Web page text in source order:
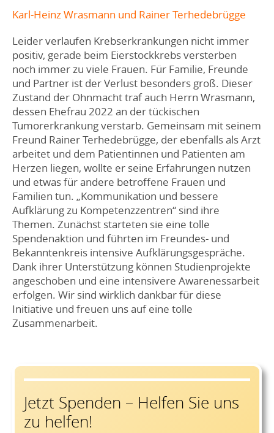
Karl-Heinz Wrasmann und Rainer Terhedebrügge
Leider verlaufen Krebserkrankungen nicht immer
positiv, gerade beim Eierstockkrebs versterben
noch immer zu viele Frauen. Für Familie, Freunde
und Partner ist der Verlust besonders groß. Dieser
Zustand der Ohnmacht traf auch Herrn Wrasmann,
dessen Ehefrau 2022 an der tückischen
Tumorerkrankung verstarb. Gemeinsam mit seinem
Freund Rainer Terhedebrügge, der ebenfalls als Arzt
arbeitet und dem Patientinnen und Patienten am
Herzen liegen, wollte er seine Erfahrungen nutzen
und etwas für andere betroffene Frauen und
Familien tun. „Kommunikation und bessere
Aufklärung zu Kompetenzzentren“ sind ihre
Themen. Zunächst starteten sie eine tolle
Spendenaktion und führten im Freundes- und
Bekanntenkreis intensive Aufklärungsgespräche.
Dank ihrer Unterstützung können Studienprojekte
angeschoben und eine intensivere Awarenessarbeit
erfolgen. Wir sind wirklich dankbar für diese
Initiative und freuen uns auf eine tolle
Zusammenarbeit.
Jetzt Spenden – Helfen Sie uns
zu helfen!